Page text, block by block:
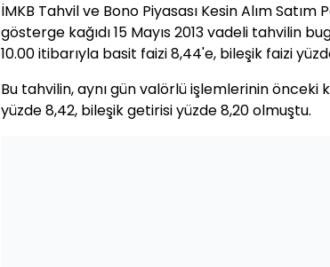
İMKB Tahvil ve Bono Piyasası Kesin Alım Satım
gösterge kağıdı 15 Mayıs 2013 vadeli tahvilin
10.00 itibarıyla basit faizi 8,44'e, bileşik faizi
Bu tahvilin, aynı gün valörlü işlemlerinin önceki
yüzde 8,42, bileşik getirisi yüzde 8,20 olmuştu.